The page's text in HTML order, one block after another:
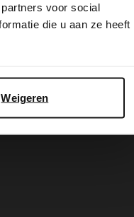
voor social
die u aan ze heeft
Weigeren